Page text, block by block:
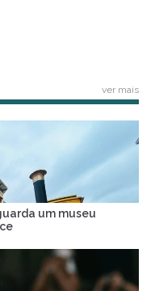
ver mais
um museu